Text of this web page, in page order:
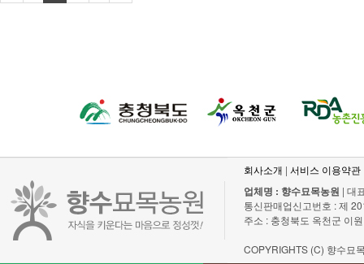
회사소개 | 서비스 이용약관
업체명 : 향수묘목농원 | 대
통신판매업신고번호 : 제
주소 : 충청북도 옥천군 이
COPYRIGHTS (C) 향수묘